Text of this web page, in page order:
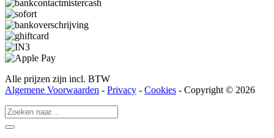
Alle prijzen zijn incl. BTW
Algemene Voorwaarden - Privacy - Cookies - Copyright © 2026